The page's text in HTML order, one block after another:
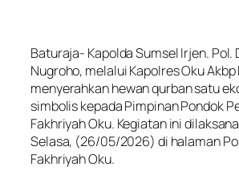
Baturaja- Kapolda Sumsel Irjen. Pol.
Nugroho, melalui Kapolres Oku
menyerahkan hewan qurban satu
simbolis kepada Pimpinan Pondok
Fakhriyah Oku. Kegiatan ini
Selasa, (26/05/2026) di halaman
Fakhriyah Oku.